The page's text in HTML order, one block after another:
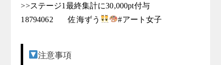
>>ステージ1最終集計に30,000pt付与
18794062	佐海ずう
注意事項